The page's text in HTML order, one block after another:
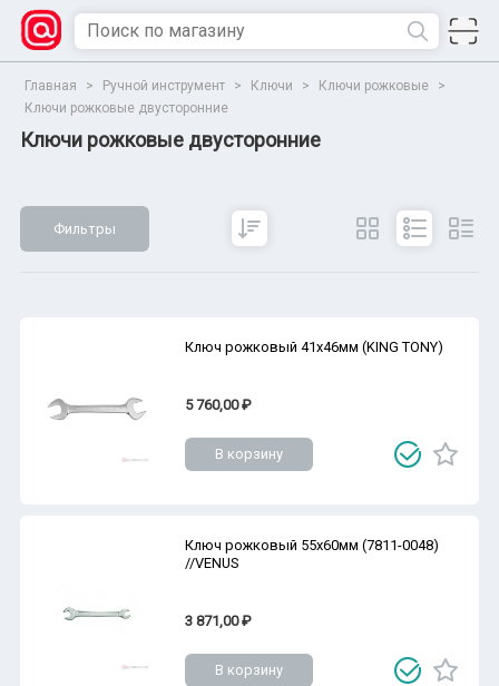
Главная > Ручной инструмент > Ключи > Ключи рожковые
>
Ключи рожковые двусторонние
Ключи рожковые двусторонние
Фильтры
Ключ рожковый 41х46мм (KING TONY)
5 760,00 ₽
В корзину
Ключ рожковый 55х60мм (7811-0048)
//VENUS
3 871,00 ₽
В корзину